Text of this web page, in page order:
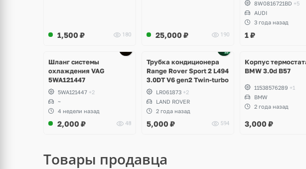
1,500 ₽ 180 25,000 ₽ 190
8W0816721BD +5
AUDI
3 года назад
1₽
Шланг системы
охлаждения VAG
5WA121447
5WA121447 +2
~
4 недели назад
2,000 ₽ 48
Трубка кондиционера
Range Rover Sport 2 L494
3.0DT V6 gen2 Twin-turbo
LR061873 +2
LAND ROVER
2 года назад
5,000 ₽ 594
Корпус
BMW 3.0d B57
11538576289 +1
BMW
2 года назад
3,000 ₽
Товары продавца